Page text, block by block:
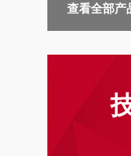
查看全部产